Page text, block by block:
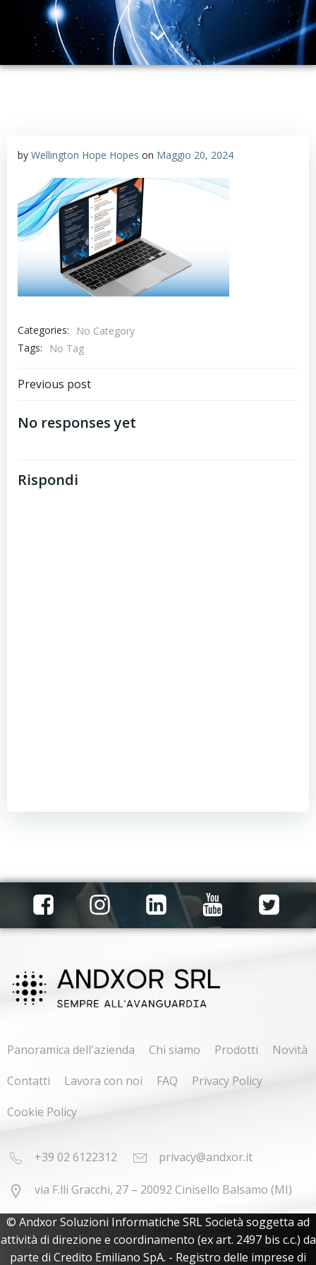
by Wellington Hope Hopes on Maggio 20, 2024
Categories:
No Category
Tags:
No Tag
Post
navigation
Previous post
No responses yet
Rispondi
Panoramica dell'azienda Chi siamo Prodotti
Novità
Contatti
Lavora con noi FAQ
Privacy Policy
Cookie Policy
+39 02 6122312 privacy@andxor.it
via F.lli Gracchi, 27 – 20092 Cinisello Balsamo (MI)
© Andxor Soluzioni Informatiche SRL Società soggetta ad
attività di direzione e coordinamento (ex art. 2497 bis c.c.) da
parte di Credito Emiliano SpA. - Registro delle imprese di